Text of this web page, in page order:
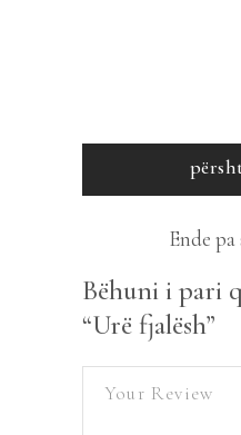
Ende
Bëhuni i pari
“Urë fjalësh”